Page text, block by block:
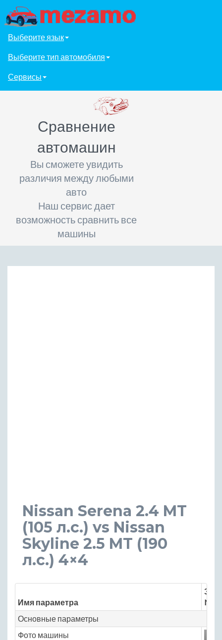
Выберите язык
Выберите тип автомобиля
Сервисы
Сравнение
автомашин
Вы сможете увидить
различия между любыми
авто
Наш сервис дает
возможность сравнить все
машины
Nissan Serena 2.4 MT
(105 л.с.) vs Nissan
Skyline 2.5 MT (190
л.с.) 4×4
Имя параметра
Основные параметры
Фото машины